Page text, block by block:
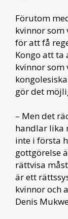
Förutom
kvinnor som
för att få
Kongo att ta
kvinnor som
gör det
– Men det
handlar lika
inte i första
gottgörelse
rättvisa
är ett
kvinnor och
Denis